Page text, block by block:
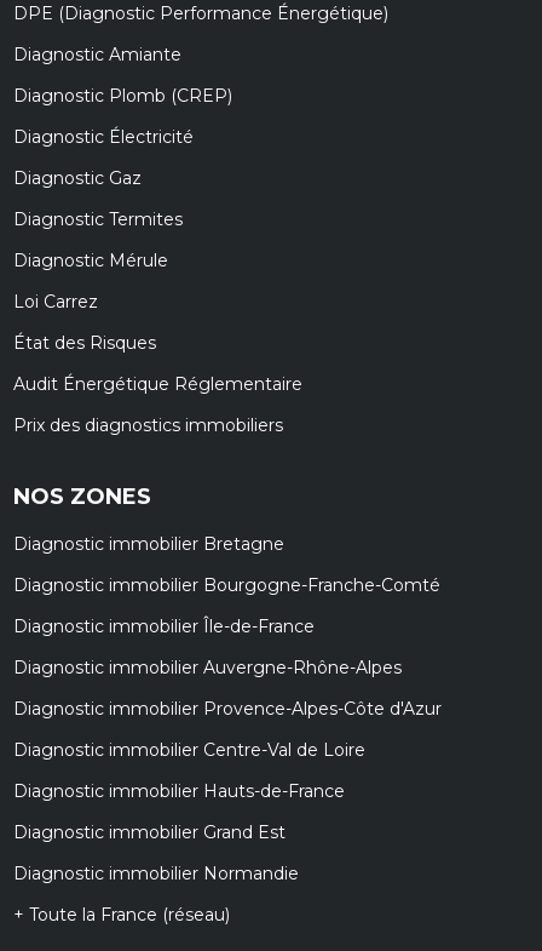
DPE (Diagnostic Performance Énergétique)
Diagnostic Amiante
Diagnostic Plomb (CREP)
Diagnostic Électricité
Diagnostic Gaz
Diagnostic Termites
Diagnostic Mérule
Loi Carrez
État des Risques
Audit Énergétique Réglementaire
Prix des diagnostics immobiliers
NOS ZONES
Diagnostic immobilier Bretagne
Diagnostic immobilier Bourgogne-Franche-Comté
Diagnostic immobilier Île-de-France
Diagnostic immobilier Auvergne-Rhône-Alpes
Diagnostic immobilier Provence-Alpes-Côte d'Azur
Diagnostic immobilier Centre-Val de Loire
Diagnostic immobilier Hauts-de-France
Diagnostic immobilier Grand Est
Diagnostic immobilier Normandie
+ Toute la France (réseau)